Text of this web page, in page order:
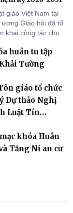
giáo Việt Nam tại
Giáo hội đã tổ
khai công tác chuẩn
huân tu tập
Tường
giáo tổ chức
Dự thảo Nghị
Luật Tín
khóa Huân
Tăng Ni an cư